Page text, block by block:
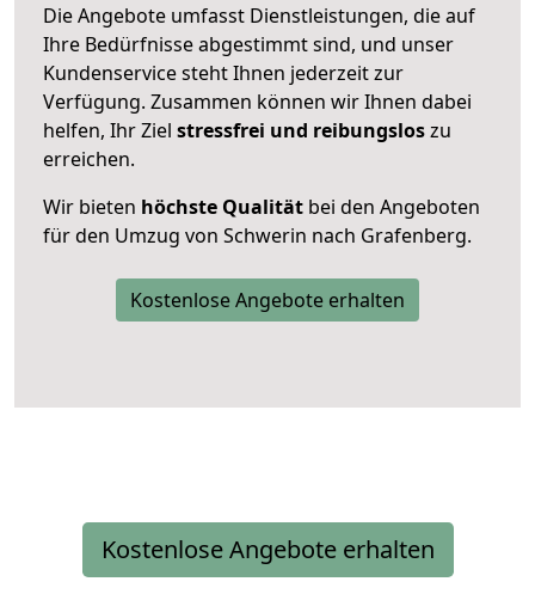
Die Angebote umfasst Dienstleistungen, die auf
Ihre Bedürfnisse abgestimmt sind, und unser
Kundenservice steht Ihnen jederzeit zur
Verfügung. Zusammen können wir Ihnen dabei
helfen, Ihr Ziel stressfrei und reibungsloszu
erreichen.
Wir bieten höchste Qualität bei den Angeboten
für den Umzug von Schwerin nach Grafenberg.
Kostenlose Angebote erhalten
Kostenlose Angebote erhalten